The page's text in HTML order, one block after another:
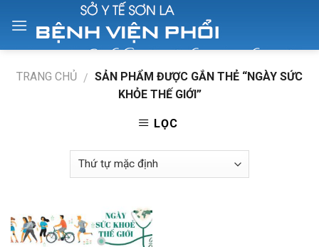
TRANG CHỦ / SẢN PHẨM ĐƯỢC GẮN THẺ “NGÀY SỨC
KHỎE THẾ GIỚI”
LỌC